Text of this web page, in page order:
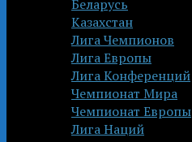
Беларусь
Казахстан
Лига Чемпионов
Лига Европы
Лига Конференций
Чемпионат Мира
Чемпионат Европы
Лига Наций